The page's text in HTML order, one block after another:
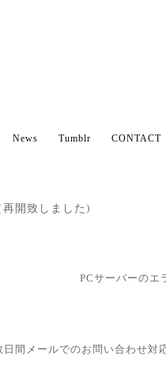
News Tumblr CONTACT
開致しました)
PCサーバーのエ
日間メールでのお問い合わせ対